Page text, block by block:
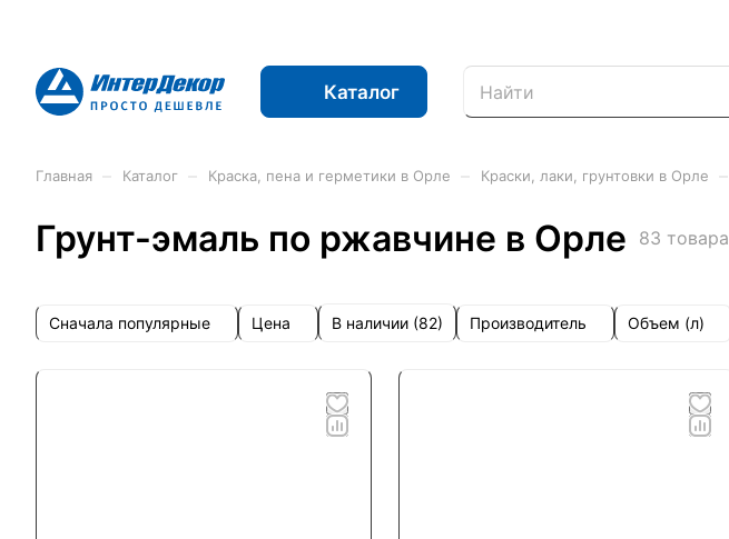
Каталог
Главная Каталог Краска, пена и герметики в Орле Краски, лаки, грунтовки в Орле
Грунт-эмаль по ржавчине в Орле 83 товара
Сначала популярные Цена В наличии (82) Производитель Объем (л)